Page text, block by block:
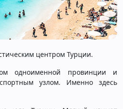
центром Турции.
одноименной провинции и
узлом. Именно здесь